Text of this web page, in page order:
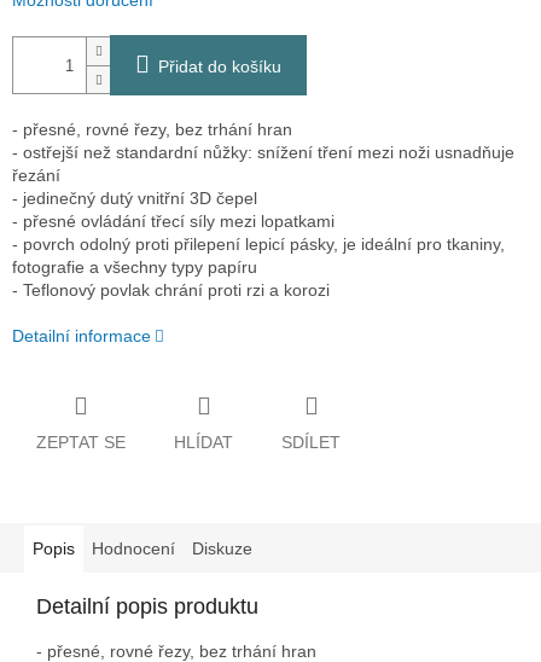
Přidat do košíku
- přesné, rovné řezy, bez trhání hran
- ostřejší než standardní nůžky: snížení tření mezi noži usnadňuje
řezání
- jedinečný dutý vnitřní 3D čepel
- přesné ovládání třecí síly mezi lopatkami
- povrch odolný proti přilepení lepicí pásky, je ideální pro tkaniny,
fotografie a všechny typy papíru
- Teflonový povlak chrání proti rzi a korozi
Detailní informace
ZEPTAT SE HLÍDAT SDÍLET
Popis Hodnocení Diskuze
Detailní popis produktu
- přesné, rovné řezy, bez trhání hran